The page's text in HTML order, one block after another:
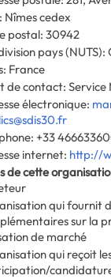
: Nîmes cedex
postal: 30942
pays (NUTS):
: France
de contact: Service
électronique:
: +33
internet: http://
de cette
qui fournit
sur la
de marché
qui reçoit